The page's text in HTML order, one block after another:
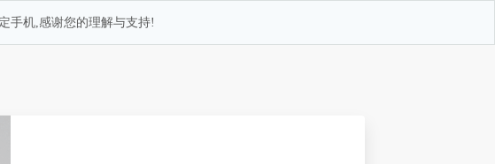
手机,感谢您的理解与支持!